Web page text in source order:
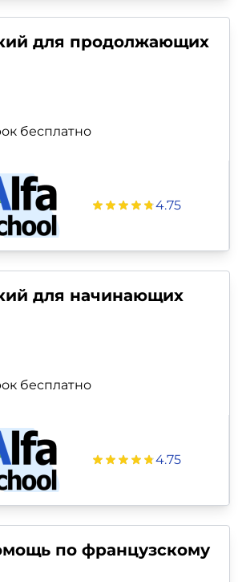
для продолжающих
бесплатно
4.75
для начинающих
бесплатно
4.75
по французскому